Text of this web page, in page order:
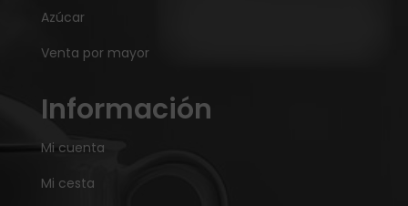
Azúcar
Venta por mayor
Información
Mi cuenta
Mi cesta